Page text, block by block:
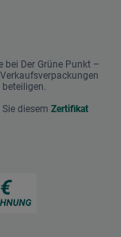
bei Der Grüne Punkt –
diesem Zertifikat